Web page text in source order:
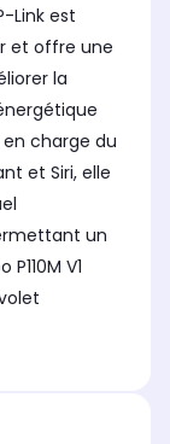
Link est
et offre une
la
charge du
et Siri, elle
un
V1